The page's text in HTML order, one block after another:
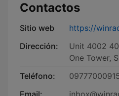
Contactos
Sitio web
https://
Dirección:
Unit 4002
One Tower,
Teléfono:
Email: